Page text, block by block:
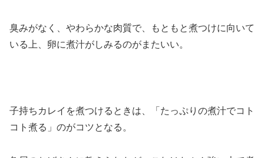
臭みがなく、やわらかな肉質で、もともと煮つけに向いて
いる上、卵に煮汁がしみるのがまたいい。
子持ちカレイを煮つけるときは、「たっぷりの煮汁でコト
コト煮る」のがコツとなる。